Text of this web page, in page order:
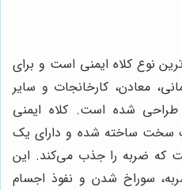
نوع کلاه ایمنی است و برای
معادن، کارخانجات و سایر
شده است. کلاه ایمنی
سخت ساخته شده و دارای یک
که ضربه را جذب می‌کند. این
سوراخ شدن و نفوذ اجسام